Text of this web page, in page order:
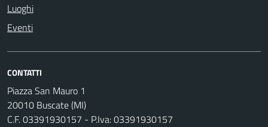
Luoghi
Eventi
CONTATTI
Piazza San Mauro 1
20010 Buscate (MI)
C.F. 03391930157 - P.Iva: 03391930157